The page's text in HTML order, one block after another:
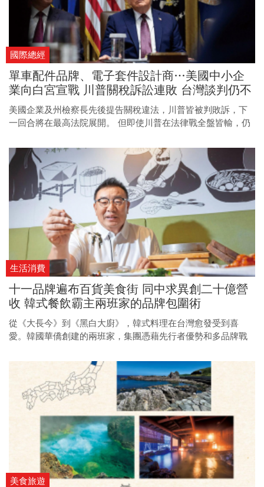
國際總經
單車配件品牌、電子套件設計商…美國中小企
業向白宮宣戰 川普關稅訴訟連敗 台灣談判仍不
得鬆懈
美國企業及州檢察長先後提告關稅違法，川普皆被判敗訴，下
一回合將在最高法院展開。 但即使川普在法律戰全盤皆輸，仍
生活消費
十一品牌遍布百貨美食街 同中求異創二十億營
收 韓式餐飲霸主兩班家的品牌包圍術
從《大長今》到《黑白大廚》，韓式料理在台灣愈發受到喜
愛。韓國華僑創建的兩班家，集團憑藉先行者優勢和多品牌戰
美食旅遊